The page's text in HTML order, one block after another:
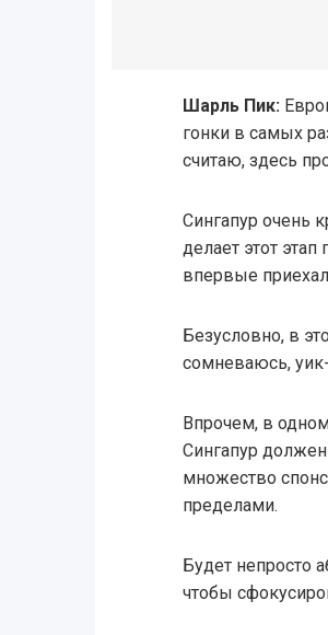
Шарль Пик:
гонки в самых
считаю, здесь
Сингапур очень
делает этот
впервые
Безусловно, в
сомневаюсь,
Впрочем, в
Сингапур
множество
пределами.
Будет непросто
чтобы